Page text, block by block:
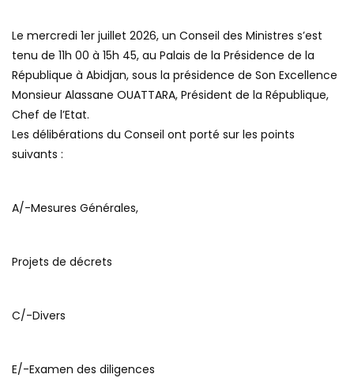
Le mercredi 1er juillet 2026, un Conseil des Ministres s’est
tenu de 11h 00 à 15h 45, au Palais de la Présidence de la
République à Abidjan, sous la présidence de Son Excellence
Monsieur Alassane OUATTARA, Président de la République,
Chef de l’Etat.
Les délibérations du Conseil ont porté sur les points
suivants :
A/-Mesures Générales,
Projets de décrets
C/-Divers
E/-Examen des diligences